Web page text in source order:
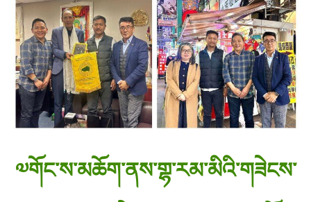
༧གོང་ས་མཆོག་ནས་གྷ་རམ་མིའི་གཟེངས་